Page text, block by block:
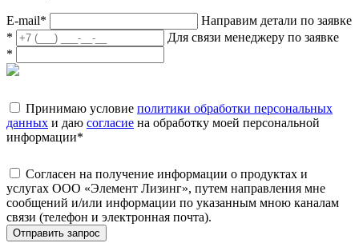
E-mail*
Направим детали по заявке
*
Для связи менеджеру по заявке
*
Принимаю условие политики обработки персональных
данных и даю согласие на обработку моей персональной
информации*
Согласен на получение информации о продуктах и
услугах ООО «Элемент Лизинг», путем направления мне
сообщений и/или информации по указанным мною каналам
связи (телефон и электронная почта).
Отправить запрос